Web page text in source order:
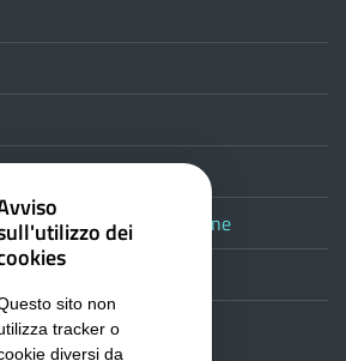
di pubblicazione
Facebook
Youtube
dei
sito non
tracker o
diversi da